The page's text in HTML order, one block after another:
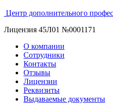
Центр дополнительного
Лицензия 45Л01 №0001171
О компании
Сотрудники
Контакты
Отзывы
Лицензии
Реквизиты
Выдаваемые документы